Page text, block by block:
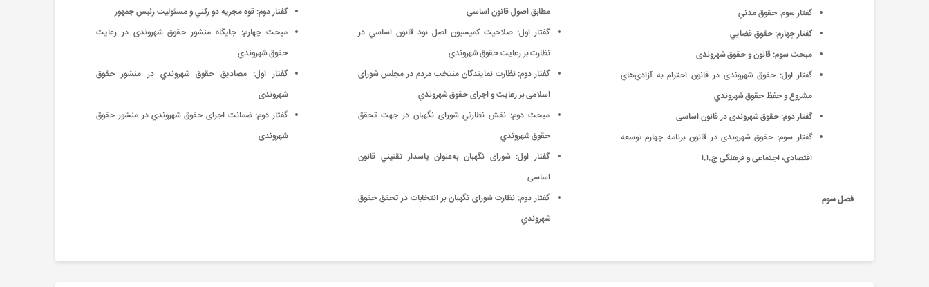
گفتار سوم: حقوق مدني
گفتار چهارم: حقوق قضايي
مبحث سوم: قانون و حقوق شهروندی
گفتار اول: حقوق شهروندی در قانون احترام به آزادي‌هاي
مشروع و حفظ حقوق شهروندي
گفتار دوم: حقوق شهروندی در قانون اساسی
گفتار سوم: حقوق شهروندی در قانون برنامه چهارم توسعه
اقتصادی، اجتماعی و فرهنگی ج.ا.ا
فصل سوم
مطابق اصول قانون اساسی
گفتار اول: صلاحیت کمیسیون اصل نود قانون اساسي در
نظارت بر رعایت حقوق شهروندي
گفتار دوم: نظارت نمايندگان منتخب مردم در مجلس شورای
اسلامی بر رعایت و اجرای حقوق شهروندي
مبحث دوم: نقش نظارتي شورای نگهبان در جهت تحقق
حقوق شهروندي
گفتار اول: شورای نگهبان به‌عنوان پاسدار تقنيني قانون
اساسی
گفتار دوم: نظارت شورای نگهبان بر انتخابات در تحقق حقوق
شهروندي
گفتار دوم: قوه مجريه دو ركني و مسئوليت رئيس جمهور
مبحث چهارم: جایگاه منشور حقوق شهروندی در رعایت
حقوق شهروندي
گفتار اول: مصادیق حقوق شهروندي در منشور حقوق
شهروندی
گفتار دوم: ضمانت اجرای حقوق شهروندي در منشور حقوق
شهروندی